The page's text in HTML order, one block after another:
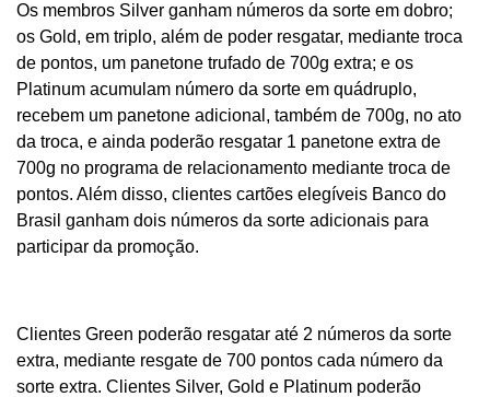
Os membros Silver ganham números da sorte em dobro;
os Gold, em triplo, além de poder resgatar, mediante troca
de pontos, um panetone trufado de 700g extra; e os
Platinum acumulam número da sorte em quádruplo,
recebem um panetone adicional, também de 700g, no ato
da troca, e ainda poderão resgatar 1 panetone extra de
700g no programa de relacionamento mediante troca de
pontos. Além disso, clientes cartões elegíveis Banco do
Brasil ganham dois números da sorte adicionais para
participar da promoção.
Clientes Green poderão resgatar até 2 números da sorte
extra, mediante resgate de 700 pontos cada número da
sorte extra. Clientes Silver, Gold e Platinum poderão